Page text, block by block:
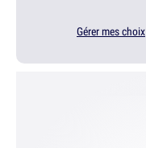
Gérer mes choix